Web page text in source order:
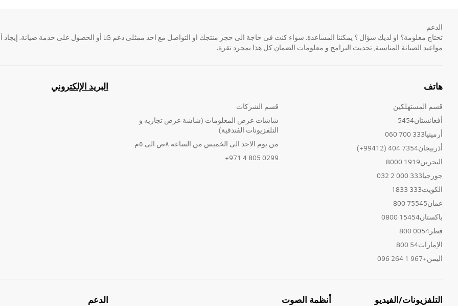
الدعم
مواعيد الصيانة المناسبة, تحديث البرامج و معلومات الضمان كل هذا بمجرد نقرة.
هاتف
قسم المستهلكين
أفغانستان5454
أرمينيا333 700 060
أذربيجان7354 404 (99412+)
البحرين1919 8000
جورجيا333 000 2 032
الكويت333 1833
عمان75545 800
باكستان15454 0800
قطر0054 800
الإمارات54 800
اليمن+967 1 264 096
قسم الشركات
شاشات عرض المعلومات (شاشة عرض تجاريه و
التلفزيونات الفندقية)
من يوم الاحد الى الخميس من الساعه ٨ص الى ٥م
0299 805 4 971+
البريد الإلكتروني
التلفزيونات/الفيديو أنظمة الصوت الدعم